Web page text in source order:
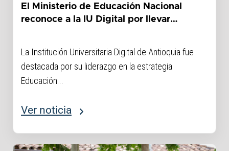
El Ministerio de Educación Nacional
reconoce a la IU Digital por llevar
La Institución Universitaria Digital de Antioquia fue
destacada por su liderazgo en la estrategia
Educación...
Ver noticia